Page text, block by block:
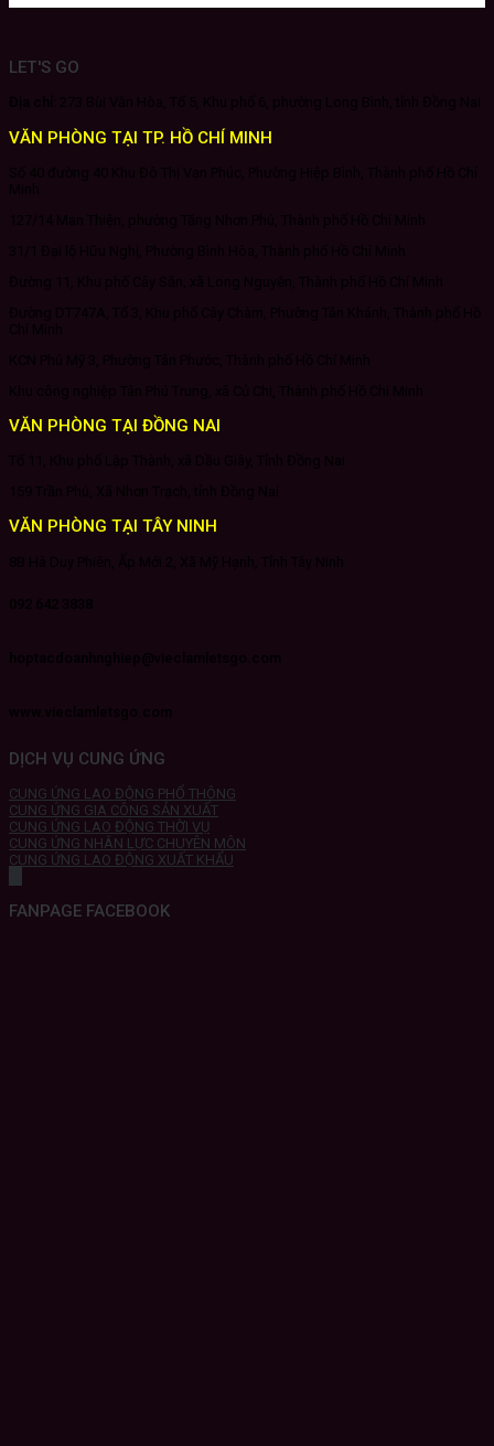
LET'S GO
VĂN PHÒNG TẠI TP. HỒ CHÍ MINH
VĂN PHÒNG TẠI ĐỒNG NAI
VĂN PHÒNG TẠI TÂY NINH
DỊCH VỤ CUNG ỨNG
CUNG ỨNG LAO ĐỘNG PHỔ THÔNG
CUNG ỨNG GIA CÔNG SẢN XUẤT
CUNG ỨNG LAO ĐỘNG THỜI VỤ
CUNG ỨNG NHÂN LỰC CHUYÊN MÔN
CUNG ỨNG LAO ĐỘNG XUẤT KHẨU
FANPAGE FACEBOOK